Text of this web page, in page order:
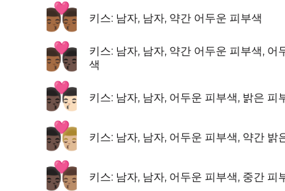
👨🏾‍❤️‍💋‍👨🏾 키스: 남자, 남자, 약간 어두운 피부색
👨🏾‍❤️‍💋‍👨🏿
키스: 남자, 남자, 약간 어두운 피부색, 어
색
👨🏿‍❤️‍💋‍👨🏻 키스: 남자, 남자, 어두운 피부색, 밝은 피
👨🏿‍❤️‍💋‍👨🏼 키스: 남자, 남자, 어두운 피부색, 약간 밝
👨🏿‍❤️‍💋‍👨🏽 키스: 남자, 남자, 어두운 피부색, 중간 피